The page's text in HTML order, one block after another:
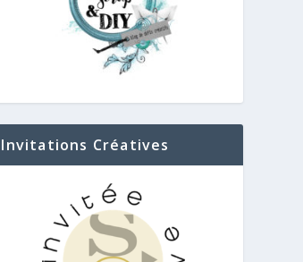
Invitations Créatives